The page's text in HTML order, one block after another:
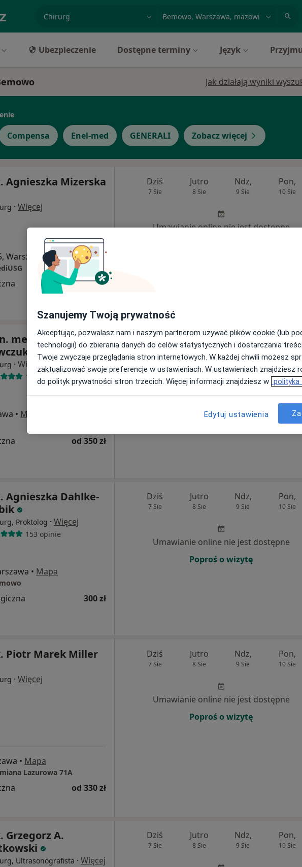
Ubezpieczenie Dostępne terminy Język
Jak działają wyniki
Compensa Enel-med GENERALI Zobacz więcej
Agnieszka Mizerska
· Więcej
Warszawa Mapa
250 zł
Dziś
7 Sie
Jutro
8 Sie
Ndz,
9 Sie
Pon,
10 Sie
Umawianie online nie jest dostępne
med. Andrzej
· Więcej
147 opinii
• Mapa
od 350 zł
Dziś
7 Sie
Jutro
8 Sie
Ndz,
9 Sie
Pon,
10 Sie
Umawianie online nie jest dostępne
Agnieszka Dahlke-
Proktolog · Więcej
153 opinie
• Mapa
300 zł
Dziś
7 Sie
Jutro
8 Sie
Ndz,
9 Sie
Pon,
10 Sie
Umawianie online nie jest dostępne
Poproś o wizytę
Piotr Marek Miller
· Więcej
• Mapa
Lazurowa 71A
od 330 zł
Dziś
7 Sie
Jutro
8 Sie
Ndz,
9 Sie
Pon,
10 Sie
Umawianie online nie jest dostępne
Poproś o wizytę
Grzegorz A.
Ultrasonografista · Więcej
Dziś
7 Sie
Jutro
8 Sie
Ndz,
9 Sie
Pon,
10 Sie
Szanujemy Twoją prywatność
Akceptując, pozwalasz nam i naszym partnerom używać plików cookie (lub
technologii) do zbierania danych do celów statystycznych i dostarczania
Twoje zwyczaje przeglądania stron internetowych. W każdej chwili możesz
zaktualizować swoje preferencje w ustawieniach. W ustawieniach znajdziesz
do polityk prywatności stron trzecich. Więcej informacji znajdziesz w polityka
Edytuj ustawienia